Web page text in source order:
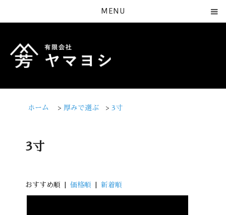
MENU
ホーム > 厚みで選ぶ > 3寸
3寸
おすすめ順 | 価格順 新着順